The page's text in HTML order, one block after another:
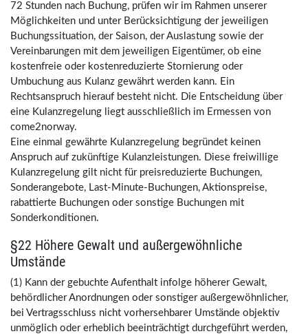
72 Stunden nach Buchung, prüfen wir im Rahmen unserer
Möglichkeiten und unter Berücksichtigung der jeweiligen
Buchungssituation, der Saison, der Auslastung sowie der
Vereinbarungen mit dem jeweiligen Eigentümer, ob eine
kostenfreie oder kostenreduzierte Stornierung oder
Umbuchung aus Kulanz gewährt werden kann. Ein
Rechtsanspruch hierauf besteht nicht. Die Entscheidung über
eine Kulanzregelung liegt ausschließlich im Ermessen von
come2norway.
Eine einmal gewährte Kulanzregelung begründet keinen
Anspruch auf zukünftige Kulanzleistungen. Diese freiwillige
Kulanzregelung gilt nicht für preisreduzierte Buchungen,
Sonderangebote, Last-Minute-Buchungen, Aktionspreise,
rabattierte Buchungen oder sonstige Buchungen mit
Sonderkonditionen.
§22 Höhere Gewalt und außergewöhnliche
Umstände
(1) Kann der gebuchte Aufenthalt infolge höherer Gewalt,
behördlicher Anordnungen oder sonstiger außergewöhnlicher,
bei Vertragsschluss nicht vorhersehbarer Umstände objektiv
unmöglich oder erheblich beeinträchtigt durchgeführt werden,